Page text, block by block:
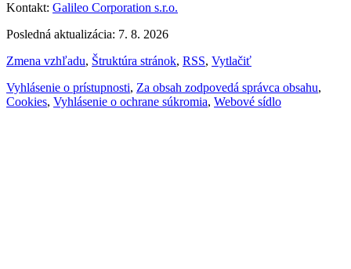
Kontakt: Galileo Corporation s.r.o.
Posledná aktualizácia: 7. 8. 2026
Zmena vzhľadu, Štruktúra stránok, RSS, Vytlačiť
Vyhlásenie o prístupnosti, Za obsah zodpovedá správca obsahu,
Cookies, Vyhlásenie o ochrane súkromia, Webové sídlo